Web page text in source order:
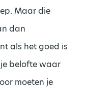
Maar die
dan
als het goed is
je belofte waar
moeten je